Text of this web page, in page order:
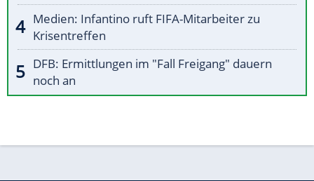
Medien: Infantino ruft FIFA-Mitarbeiter zu
Krisentreffen
DFB: Ermittlungen im "Fall Freigang" dauern
noch an